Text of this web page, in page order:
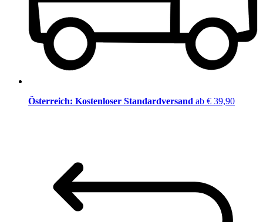
Österreich: Kostenloser Standardversand ab € 39,90